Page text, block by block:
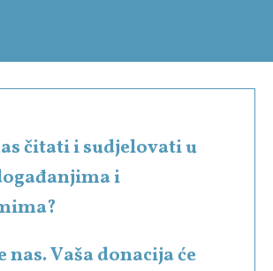
čitati i sudjelovati u
i
nas. Vaša donacija će